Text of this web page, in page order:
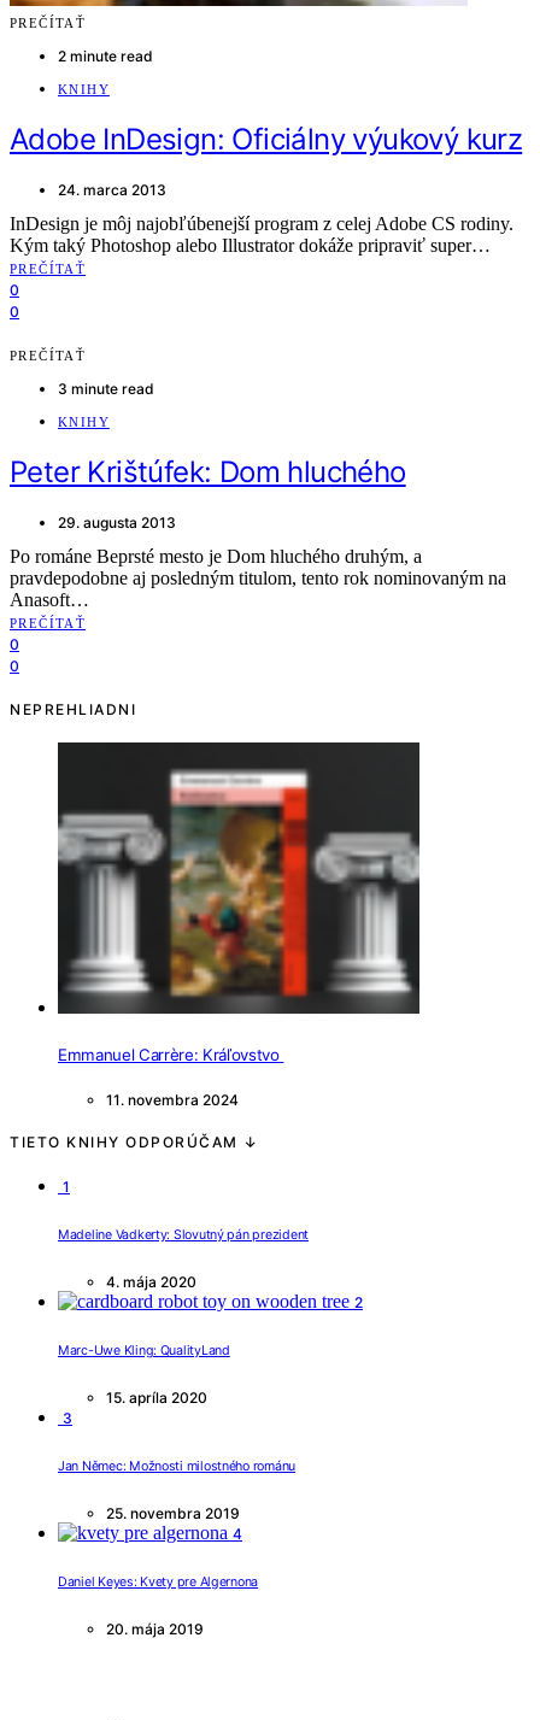
PREČÍTAŤ
2 minute read
KNIHY
Adobe InDesign: Oficiálny výukový kurz
24. marca 2013
InDesign je môj najobľúbenejší program z celej Adobe CS rodiny.
Kým taký Photoshop alebo Illustrator dokáže pripraviť super…
PREČÍTAŤ
0
0
PREČÍTAŤ
3 minute read
KNIHY
Peter Krištúfek: Dom hluchého
29. augusta 2013
Po románe Beprsté mesto je Dom hluchého druhým, a
pravdepodobne aj posledným titulom, tento rok nominovaným na
Anasoft…
PREČÍTAŤ
0
0
NEPREHLIADNI
Emmanuel Carrère: Kráľovstvo
11. novembra 2024
TIETO KNIHY ODPORÚČAM ↓
1
Madeline Vadkerty: Slovutný pán prezident
4. mája 2020
2
Marc-Uwe Kling: QualityLand
15. apríla 2020
3
Jan Němec: Možnosti milostného románu
25. novembra 2019
4
Daniel Keyes: Kvety pre Algernona
20. mája 2019